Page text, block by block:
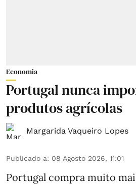
Economia
Portugal nunca
produtos agrícolas
Margarida Vaqueiro Lopes
Publicado a: 08 Agosto 2026, 11:01
Portugal compra muito